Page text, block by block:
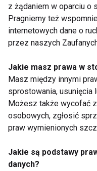
Bóle somatyczne
reakcja na silny
mechanizmy,
metody leczenia
z żądaniem w oparciu o
Pragniemy też
internetowych dane o
przez naszych
Jakie masz prawa w
Masz między innymi
sprostowania, usunięcia
Możesz także wycofać
osobowych, zgłosić
praw wymienionych
Jakie są podstawy
danych?